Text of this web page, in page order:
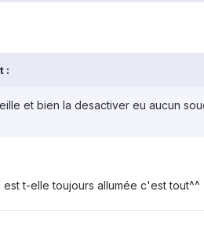
:
et bien la desactiver eu aucun
t-elle toujours allumée c'est tout^^